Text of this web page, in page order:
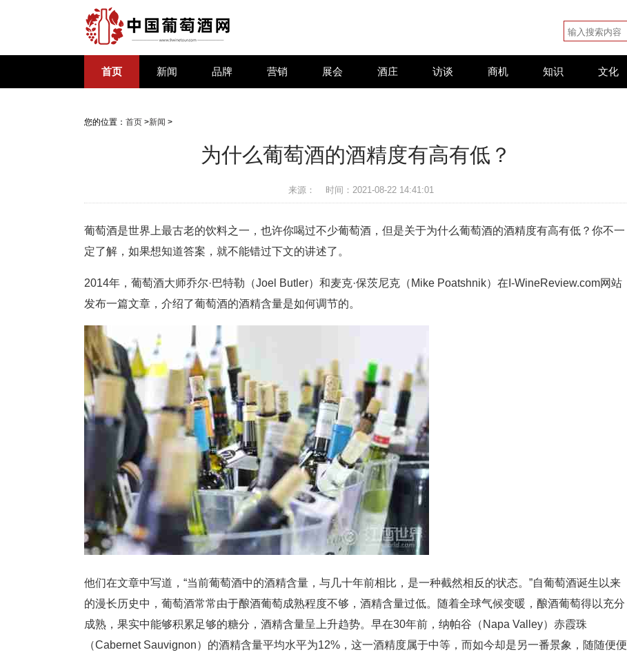
首页 新闻 品牌 营销 展会 酒庄 访谈 商机 知识 文化
您的位置： 首页 >新闻 >
为什么葡萄酒的酒精度有高有低？
来源： 时间：2021-08-22 14:41:01
葡萄酒是世界上最古老的饮料之一，也许你喝过不少葡萄酒，但是关于为什么葡萄酒的酒精度有高有低？你不一
定了解，如果想知道答案，就不能错过下文的讲述了。
2014年，葡萄酒大师乔尔·巴特勒（Joel Butler）和麦克·保茨尼克（Mike Poatshnik）在I-WineReview.com网站
发布一篇文章，介绍了葡萄酒的酒精含量是如何调节的。
他们在文章中写道，“当前葡萄酒中的酒精含量，与几十年前相比，是一种截然相反的状态。”自葡萄酒诞生以来
的漫长历史中，葡萄酒常常由于酿酒葡萄成熟程度不够，酒精含量过低。随着全球气候变暖，酿酒葡萄得以充分
成熟，果实中能够积累足够的糖分，酒精含量呈上升趋势。早在30年前，纳帕谷（Napa Valley）赤霞珠
（Cabernet Sauvignon）的酒精含量平均水平为12%，这一酒精度属于中等，而如今却是另一番景象，随随便便